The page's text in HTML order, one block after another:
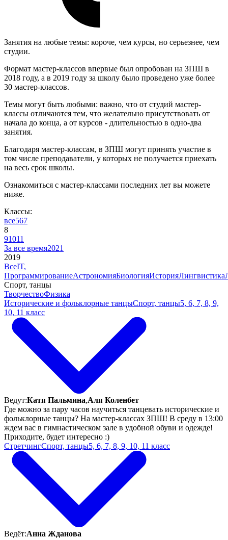
Занятия на любые темы: короче, чем курсы, но серьезнее, чем
студии.
Формат мастер-классов впервые был опробован на ЗПШ в
2018 году, а в 2019 году за школу было проведено уже более
30 мастер-классов.
Темы могут быть любыми: важно, что от студий мастер-
классы отличаются тем, что желательно присутствовать от
начала до конца, а от курсов - длительностью в одно-два
занятия.
Благодаря мастер-классам, в ЗПШ могут принять участие в
том числе преподаватели, у которых не получается приехать
на весь срок школы.
Ознакомиться с мастер-классами последних лет вы можете
ниже.
Классы:
все567
8
91011
За все время2021
2019
ВсеIT,
ПрограммированиеАстрономияБиологияИсторияЛингвистика
Спорт, танцы
ТворчествоФизика
Исторические и фольклорные танцыСпорт, танцы5, 6, 7, 8, 9,
10, 11 класс
Ведут:Катя Пальмина,Аля Коленбет
Где можно за пару часов научиться танцевать исторические и
фольклорные танцы? На мастер-классах ЗПШ! В среду в 13:00
ждем вас в гимнастическом зале в удобной обуви и одежде!
Приходите, будет интересно :)
СтретчингСпорт, танцы5, 6, 7, 8, 9, 10, 11 класс
Ведёт:Анна Жданова